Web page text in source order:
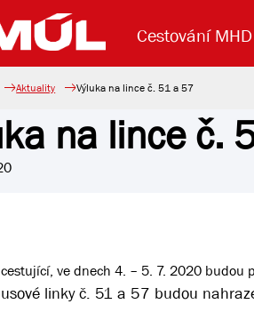
Cestování MHD
mostu Dr. E. Beneše Koupit
Reklama
údaje Aktuality
Aktuality Výluka na lince č. 51 a 57
na lince č.
ve dnech 4. – 5. 7. 2020 budou
linky č. 51 a 57 budou